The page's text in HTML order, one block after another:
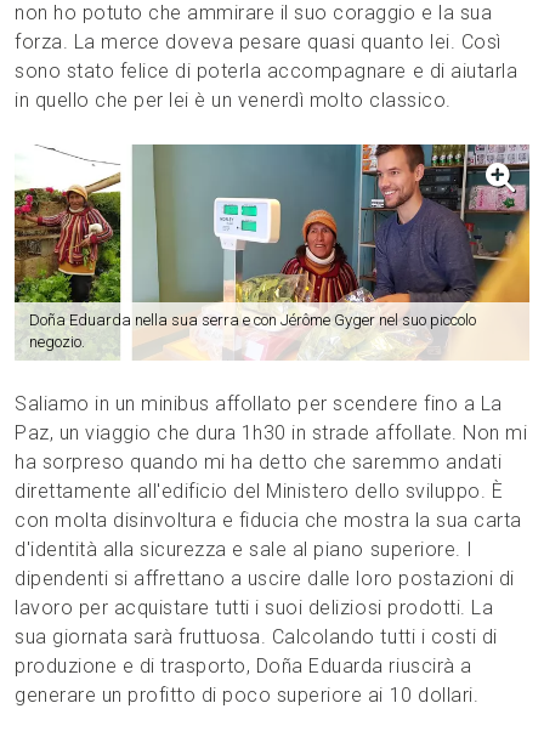
non ho potuto che ammirare il suo coraggio e la sua
forza. La merce doveva pesare quasi quanto lei. Così
sono stato felice di poterla accompagnare e di aiutarla
in quello che per lei è un venerdì molto classico.
Doña Eduarda nella sua serra e con Jérôme Gyger nel suo piccolo
negozio.
Saliamo in un minibus affollato per scendere fino a La
Paz, un viaggio che dura 1h30 in strade affollate. Non mi
ha sorpreso quando mi ha detto che saremmo andati
direttamente all'edificio del Ministero dello sviluppo. È
con molta disinvoltura e fiducia che mostra la sua carta
d'identità alla sicurezza e sale al piano superiore. I
dipendenti si affrettano a uscire dalle loro postazioni di
lavoro per acquistare tutti i suoi deliziosi prodotti. La
sua giornata sarà fruttuosa. Calcolando tutti i costi di
produzione e di trasporto, Doña Eduarda riuscirà a
generare un profitto di poco superiore ai 10 dollari.